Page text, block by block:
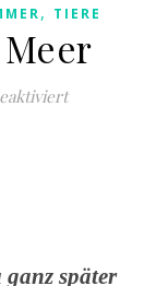
, TIERE
für
ganz später